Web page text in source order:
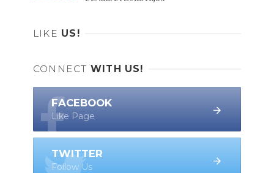
LIKE US!
CONNECT WITH US!
FACEBOOK
Like Page
TWITTER
Follow Us